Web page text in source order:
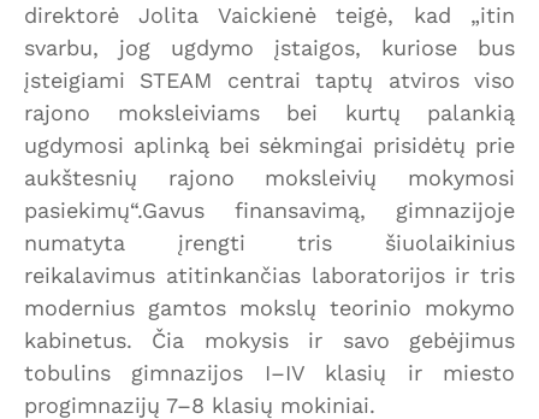
direktorė Jolita Vaickienė teigė, kad „itin
svarbu, jog ugdymo įstaigos, kuriose bus
įsteigiami STEAM centrai taptų atviros viso
rajono moksleiviams bei kurtų palankią
ugdymosi aplinką bei sėkmingai prisidėtų prie
aukštesnių rajono moksleivių mokymosi
pasiekimų“.Gavus finansavimą, gimnazijoje
numatyta įrengti tris šiuolaikinius
reikalavimus atitinkančias laboratorijos ir tris
modernius gamtos mokslų teorinio mokymo
kabinetus. Čia mokysis ir savo gebėjimus
tobulins gimnazijos I–IV klasių ir miesto
progimnazijų 7–8 klasių mokiniai.